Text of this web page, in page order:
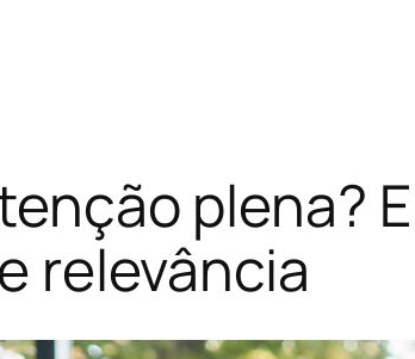
plena?
relevância